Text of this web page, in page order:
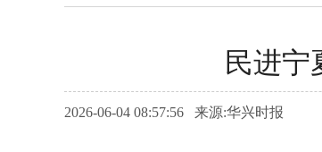
民进宁
2026-06-04 08:57:56 来源:华兴时报